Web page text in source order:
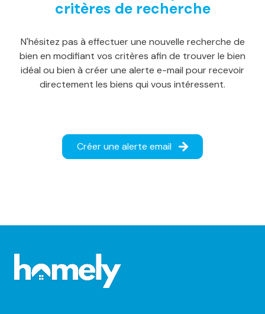
alerte
e-
contact
critères de recherche
N'hésitez pas à effectuer une nouvelle recherche de
bien en modifiant vos critères afin de trouver le bien
idéal ou bien à créer une alerte e-mail pour recevoir
directement les biens qui vous intéressent.
Créer une alerte email